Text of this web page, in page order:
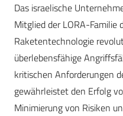
Das israelische
Mitglied der LORA-Familie
Raketentechnologie
überlebensfähige
kritischen Anforderungen
gewährleistet den Erfolg
Minimierung von Risiken